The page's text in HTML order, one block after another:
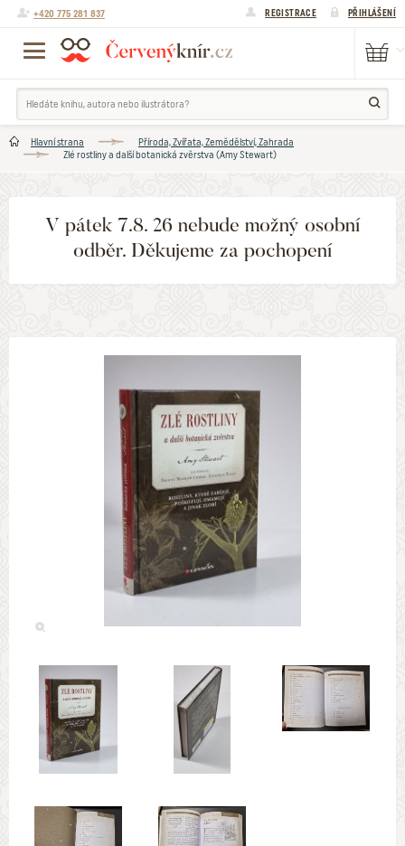
+420 775 281 837 REGISTRACE PŘIHLÁŠENÍ
Hlavní strana
Příroda, Zvířata, Zemědělství, Zahrada
Zlé rostliny a další botanická zvěrstva (Amy Stewart)
V pátek 7.8. 26 nebude možný osobní
odběr. Děkujeme za pochopení